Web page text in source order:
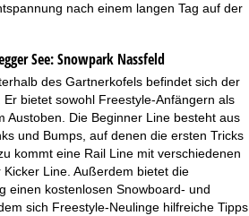
nach einem langen Tag auf der
See:Snowpark Nassfeld
des Gartnerkofels befindet sich der
bietet sowohl Freestyle-Anfängern als
Austoben. Die Beginner Line besteht aus
und Bumps, auf denen die ersten Tricks
kommt eine Rail Line mit verschiedenen
Line. Außerdem bietet die
einen kostenlosen Snowboard- und
sich Freestyle-Neulinge hilfreiche Tipps